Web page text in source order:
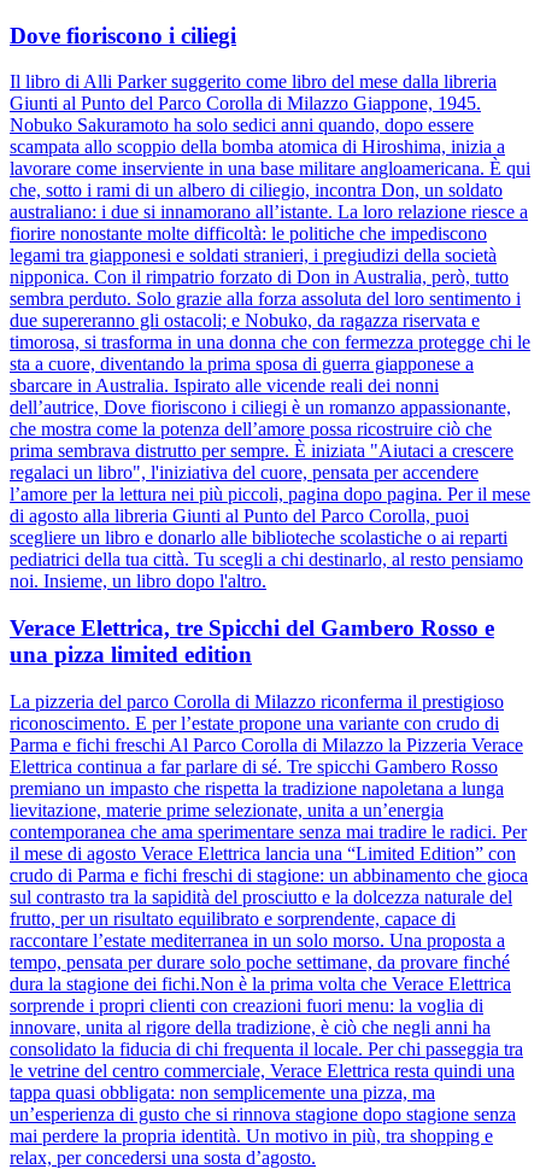
Dove fioriscono i ciliegi
Il libro di Alli Parker suggerito come libro del mese dalla libreria
Giunti al Punto del Parco Corolla di Milazzo Giappone, 1945.
Nobuko Sakuramoto ha solo sedici anni quando, dopo essere
scampata allo scoppio della bomba atomica di Hiroshima, inizia a
lavorare come inserviente in una base militare angloamericana. È qui
che, sotto i rami di un albero di ciliegio, incontra Don, un soldato
australiano: i due si innamorano all’istante. La loro relazione riesce a
fiorire nonostante molte difficoltà: le politiche che impediscono
legami tra giapponesi e soldati stranieri, i pregiudizi della società
nipponica. Con il rimpatrio forzato di Don in Australia, però, tutto
sembra perduto. Solo grazie alla forza assoluta del loro sentimento i
due supereranno gli ostacoli; e Nobuko, da ragazza riservata e
timorosa, si trasforma in una donna che con fermezza protegge chi le
sta a cuore, diventando la prima sposa di guerra giapponese a
sbarcare in Australia. Ispirato alle vicende reali dei nonni
dell’autrice, Dove fioriscono i ciliegi è un romanzo appassionante,
che mostra come la potenza dell’amore possa ricostruire ciò che
prima sembrava distrutto per sempre. È iniziata "Aiutaci a crescere
regalaci un libro", l'iniziativa del cuore, pensata per accendere
l’amore per la lettura nei più piccoli, pagina dopo pagina. Per il mese
di agosto alla libreria Giunti al Punto del Parco Corolla, puoi
scegliere un libro e donarlo alle biblioteche scolastiche o ai reparti
pediatrici della tua città. Tu scegli a chi destinarlo, al resto pensiamo
noi. Insieme, un libro dopo l'altro.
Verace Elettrica, tre Spicchi del Gambero Rosso e
una pizza limited edition
La pizzeria del parco Corolla di Milazzo riconferma il prestigioso
riconoscimento. E per l’estate propone una variante con crudo di
Parma e fichi freschi Al Parco Corolla di Milazzo la Pizzeria Verace
Elettrica continua a far parlare di sé. Tre spicchi Gambero Rosso
premiano un impasto che rispetta la tradizione napoletana a lunga
lievitazione, materie prime selezionate, unita a un’energia
contemporanea che ama sperimentare senza mai tradire le radici. Per
il mese di agosto Verace Elettrica lancia una “Limited Edition” con
crudo di Parma e fichi freschi di stagione: un abbinamento che gioca
sul contrasto tra la sapidità del prosciutto e la dolcezza naturale del
frutto, per un risultato equilibrato e sorprendente, capace di
raccontare l’estate mediterranea in un solo morso. Una proposta a
tempo, pensata per durare solo poche settimane, da provare finché
dura la stagione dei fichi.Non è la prima volta che Verace Elettrica
sorprende i propri clienti con creazioni fuori menu: la voglia di
innovare, unita al rigore della tradizione, è ciò che negli anni ha
consolidato la fiducia di chi frequenta il locale. Per chi passeggia tra
le vetrine del centro commerciale, Verace Elettrica resta quindi una
tappa quasi obbligata: non semplicemente una pizza, ma
un’esperienza di gusto che si rinnova stagione dopo stagione senza
mai perdere la propria identità. Un motivo in più, tra shopping e
relax, per concedersi una sosta d’agosto.